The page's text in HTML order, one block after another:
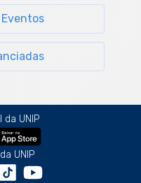
UNIP
UNIP